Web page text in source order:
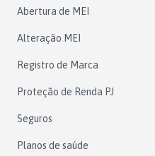
Abertura de MEI
Alteração MEI
Registro de Marca
Proteção de Renda PJ
Seguros
Planos de saúde